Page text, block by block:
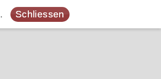
. Schliessen